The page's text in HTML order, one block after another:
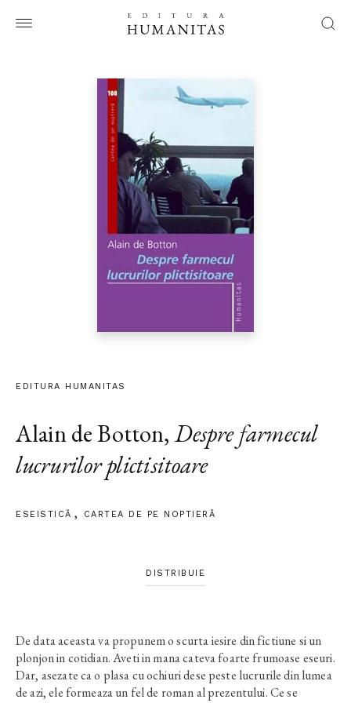
EDITURA HUMANITAS
Alain de Botton, Despre farmecul
lucrurilor plictisitoare
ESEISTICĂ CARTEA DE PE NOPTIERĂ
DISTRIBUIE
De data aceasta va propunem o scurta iesire din fictiune si un
plonjon in cotidian. Aveti in mana cateva foarte frumoase eseuri.
Dar, asezate ca o plasa cu ochiuri dese peste lucrurile din lumea
de azi, ele formeaza un fel de roman al prezentului. Ce se